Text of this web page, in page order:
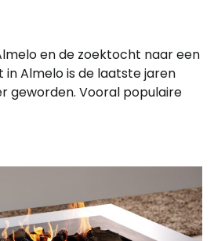
en de zoektocht naar een
in Almelo is de laatste jaren
geworden. Vooral populaire